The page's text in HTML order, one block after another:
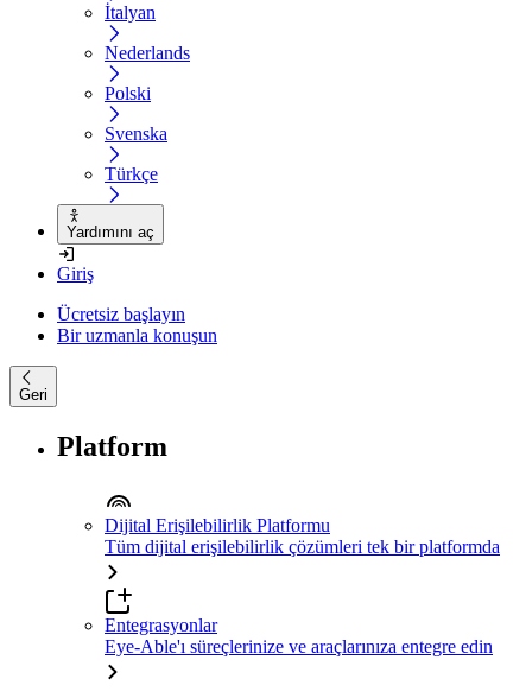
İtalyan
Nederlands
Polski
Svenska
Türkçe
Yardımını aç
Giriş
Ücretsiz başlayın
Bir uzmanla konuşun
Geri
Platform
Dijital Erişilebilirlik Platformu
Tüm dijital erişilebilirlik çözümleri tek bir platformda
Entegrasyonlar
Eye-Able'ı süreçlerinize ve araçlarınıza entegre edin